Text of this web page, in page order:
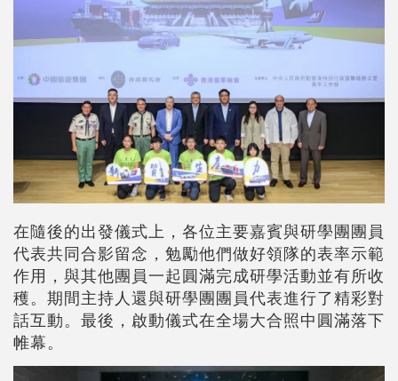
在隨後的出發儀式上，各位主要嘉賓與研學團團員
代表共同合影留念，勉勵他們做好領隊的表率示範
作用，與其他團員一起圓滿完成研學活動並有所收
穫。期間主持人還與研學團團員代表進行了精彩對
話互動。最後，啟動儀式在全場大合照中圓滿落下
帷幕。